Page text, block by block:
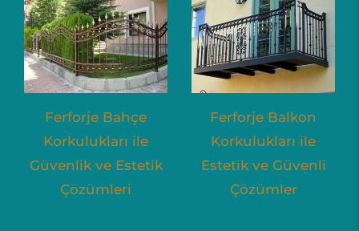
Ferforje Bahçe
Korkulukları ile
Güvenlik ve Estetik
Çözümleri
Ferforje Balkon
Korkulukları ile
Estetik ve Güvenli
Çözümler